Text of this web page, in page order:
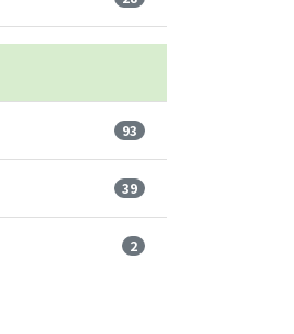
93
39
2